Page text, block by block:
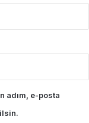
adım, e-posta